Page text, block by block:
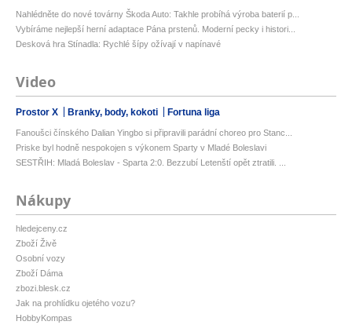
Nahlédněte do nové továrny Škoda Auto: Takhle probíhá výroba baterií p...
Vybíráme nejlepší herní adaptace Pána prstenů. Moderní pecky i histori...
Desková hra Stínadla: Rychlé šípy ožívají v napínavé
Video
Prostor X Branky, body, kokoti Fortuna liga
Fanoušci čínského Dalian Yingbo si připravili parádní choreo pro Stanc...
Priske byl hodně nespokojen s výkonem Sparty v Mladé Boleslavi
SESTŘIH: Mladá Boleslav - Sparta 2:0. Bezzubí Letenští opět ztratili. ...
Nákupy
hledejceny.cz
Zboží Živě
Osobní vozy
Zboží Dáma
zbozi.blesk.cz
Jak na prohlídku ojetého vozu?
HobbyKompas